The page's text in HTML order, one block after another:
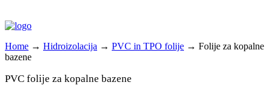
Home → Hidroizolacija → PVC in TPO folije → Folije za kopalne
bazene
PVC folije za kopalne bazene